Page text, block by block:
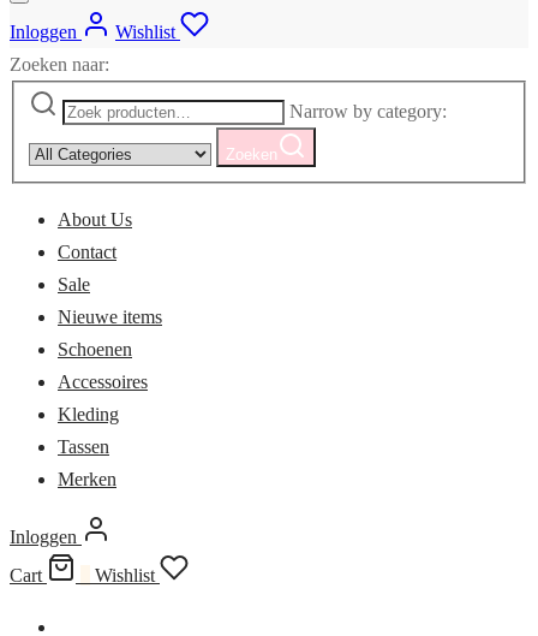
Inloggen
Wishlist
Zoeken naar:
Narrow by category:
Zoeken
About Us
Contact
Sale
Nieuwe items
Schoenen
Accessoires
Kleding
Tassen
Merken
Inloggen
Cart
Wishlist